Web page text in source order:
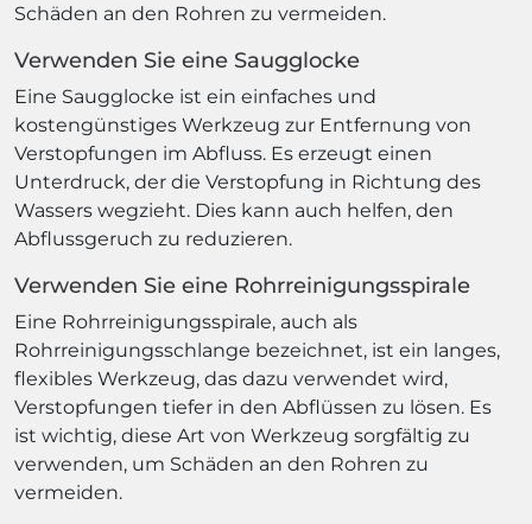
Schäden an den Rohren zu vermeiden.
Verwenden Sie eine Saugglocke
Eine Saugglocke ist ein einfaches und
kostengünstiges Werkzeug zur Entfernung von
Verstopfungen im Abfluss. Es erzeugt einen
Unterdruck, der die Verstopfung in Richtung des
Wassers wegzieht. Dies kann auch helfen, den
Abflussgeruch zu reduzieren.
Verwenden Sie eine Rohrreinigungsspirale
Eine Rohrreinigungsspirale, auch als
Rohrreinigungsschlange bezeichnet, ist ein langes,
flexibles Werkzeug, das dazu verwendet wird,
Verstopfungen tiefer in den Abflüssen zu lösen. Es
ist wichtig, diese Art von Werkzeug sorgfältig zu
verwenden, um Schäden an den Rohren zu
vermeiden.